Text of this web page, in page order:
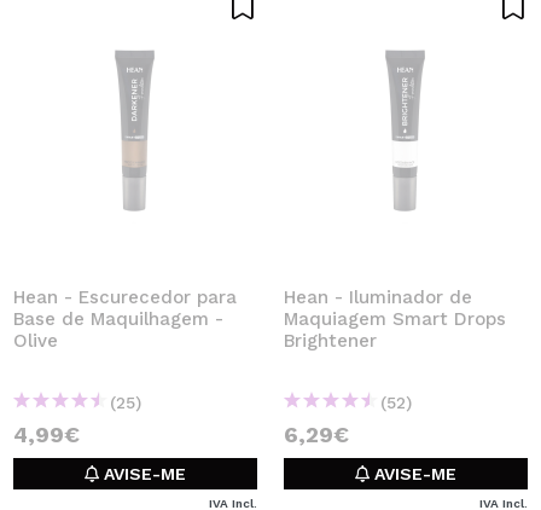
Hean - Escurecedor para
Base de Maquilhagem -
Olive
(25)
4,99€
AVISE-ME
IVA Incl.
Hean - Iluminador de
Maquiagem Smart Drops
Brightener
(52)
6,29€
AVISE-ME
IVA Incl.